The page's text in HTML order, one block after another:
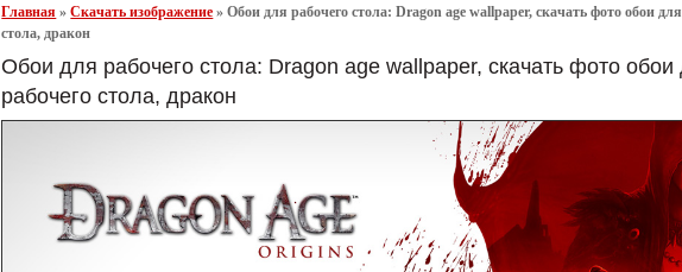
Главная »Скачать изображение »Обои для рабочего стола: Dragon age wallpaper, скачать фото обои
стола, дракон
Обои для рабочего стола: Dragon age wallpaper, скачать фото обои
рабочего стола, дракон